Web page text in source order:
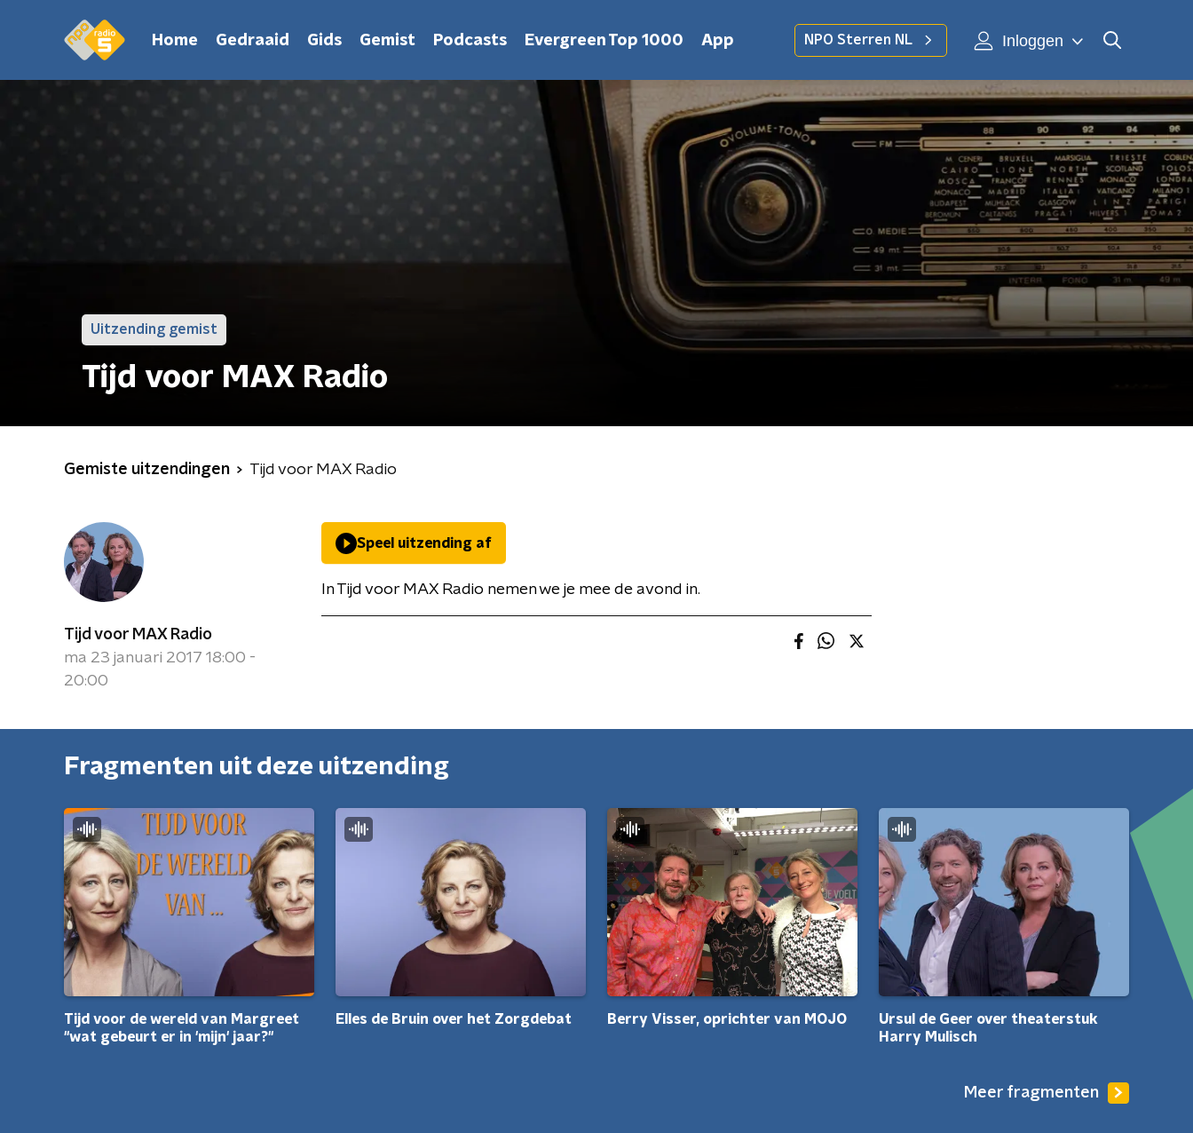
Home Gedraaid Gids Gemist Podcasts Evergreen Top 1000 App NPO Sterren NL Inloggen
Uitzending gemist
Tijd voor MAX Radio
Gemiste uitzendingen Tijd voor MAX Radio
Tijd voor MAX Radio
ma 23 januari 2017 18:00 -
20:00
Speel uitzending af
In Tijd voor MAX Radio nemen we je mee de avond in.
Fragmenten uit deze uitzending
Tijd voor de wereld van Margreet
''wat gebeurt er in 'mijn' jaar?''
Elles de Bruin over het Zorgdebat Berry Visser, oprichter van MOJO
Ursul de Geer over theaterstuk
Harry Mulisch
Meer fragmenten